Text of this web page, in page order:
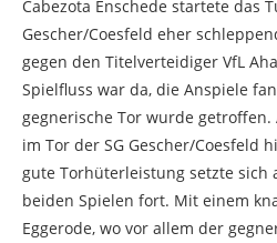
Cabezota Enschede startete das
Gescher/Coesfeld eher
gegen den Titelverteidiger VfL
Spielfluss war da, die Anspiele
gegnerische Tor wurde
im Tor der SG Gescher/Coesfeld
gute Torhüterleistung setzte sich
beiden Spielen fort. Mit einem
Eggerode, wo vor allem der